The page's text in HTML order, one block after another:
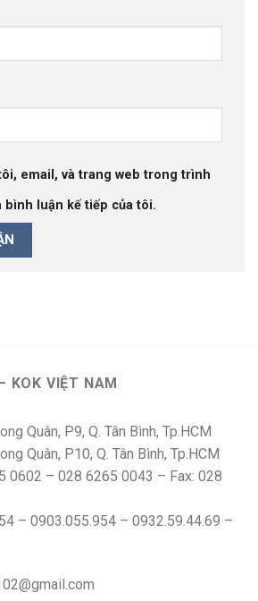
email, và trang web trong trình
bình luận kế tiếp của tôi.
KOK VIỆT NAM
Quân, P9, Q. Tân Bình, Tp.HCM
Quân, P10, Q. Tân Bình, Tp.HCM
0602 – 028 6265 0043 – Fax: 028
– 0903.055.954 – 0932.59.44.69 –